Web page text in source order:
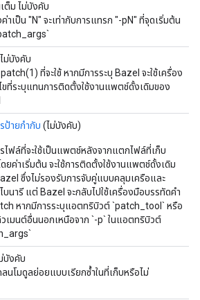
ต็ม ไม่บังคับ
าเป็น "N" จะเท่ากับการแทรก "-pN" ที่จุดเริ่มต้น
ม่บังคับ
ที่จะใช้ หากมีการระบุ Bazel จะใช้เครื่อง
ที่ระบุแทนการติดตั้งใช้งานแพตช์ดั้งเดิมของ
ป้ายกำกับ (ไม่บังคับ)
ไฟล์ที่จะใช้เป็นแพตช์หลังจากแตกไฟล์ที่เก็บ
ดยค่าเริ่มต้น จะใช้การติดตั้งใช้งานแพตช์ดั้งเดิม
ซึ่งไม่รองรับการจับคู่แบบคลุมเครือและ
นารี แต่ Bazel จะกลับไปใช้เครื่องมือบรรทัดคำ
หากมีการระบุแอตทริบิวต์ `patch_tool` หรือ
เมนต์อื่นนอกเหนือจาก `-p` ในแอตทริบิวต์
บังคับ
ลนโมดูลย่อยแบบเรียกซ้ำในที่เก็บหรือไม่